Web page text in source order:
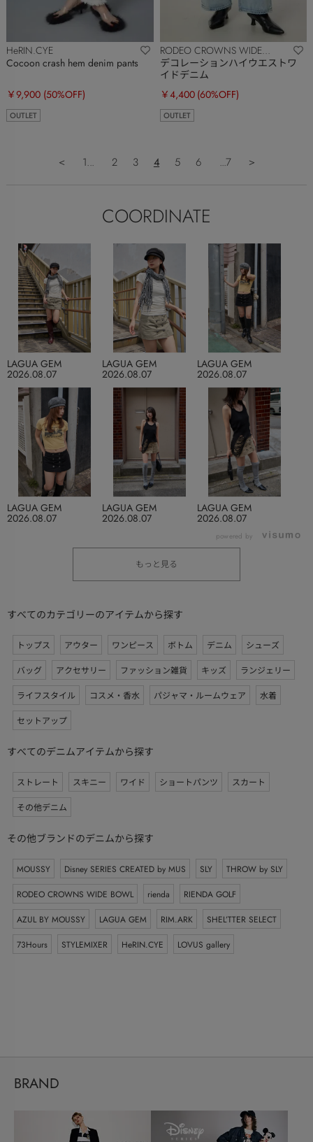
HeRIN.CYE
Cocoon crash hem denim pants
￥9,900 (50%OFF)
OUTLET
RODEO CROWNS WIDE
BOWL
デコレーションハイウエストワ
イドデニム
￥4,400 (60%OFF)
OUTLET
＜ 1... 2 3 4 5 6 ...7 ＞
COORDINATE
2026.08.07
LAGUA GEM
2026.08.07
LAGUA GEM
2026.08.07
LAGUA GEM
2026.08.07
LAGUA GEM
2026.08.07
LAGUA GEM
2026.08.07
LAGUA GEM
powered by
もっと見る
すべてのカテゴリーのアイテムから探す
トップス アウター ワンピース ボトム デニム
シューズ
バッグ
アクセサリー ファッション雑貨 キッズ
ランジェリー
ライフスタイル
コスメ・香水 パジャマ・ルームウェア
水着
セットアップ
すべてのデニムアイテムから探す
ストレート スキニー ワイド ショートパンツ
スカート
その他デニム
その他ブランドのデニムから探す
MOUSSY Disney SERIES CREATED by MUS SLY
THROW by SLY
RODEO CROWNS WIDE BOWL
rienda
RIENDA GOLF
AZUL BY MOUSSY
LAGUA GEM RIM.ARK
SHEL’TTER SELECT
73Hours
STYLEMIXER HeRIN.CYE LOVUS gallery
BRAND